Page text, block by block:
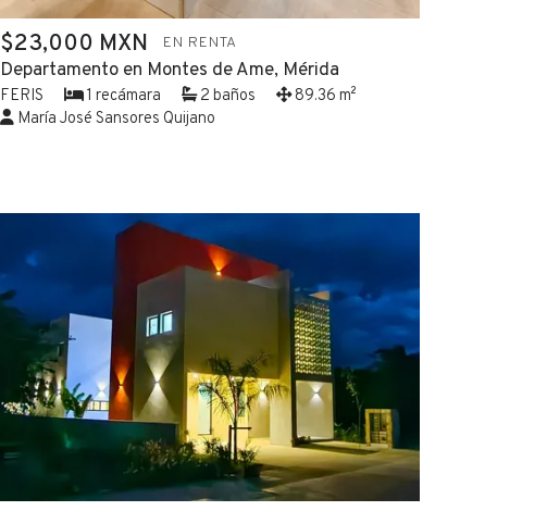
$23,000 MXN EN RENTA
Departamento en Montes de Ame, Mérida
FERIS 1 recámara 2 baños
89.36 m²
María José Sansores Quijano